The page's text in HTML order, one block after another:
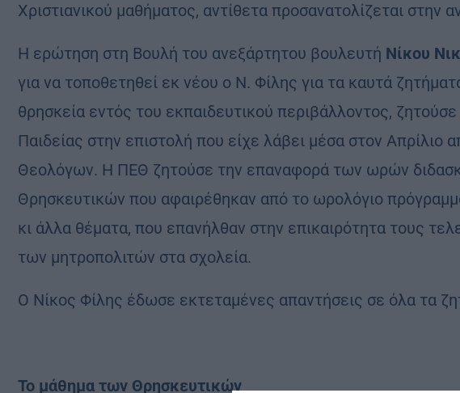
Χριστιανικού μαθήματος, αντίθετα προσανατολίζεται στην
Η ερώτηση στη Βουλή του ανεξάρτητου βουλευτή Νίκου
για να τοποθετηθεί εκ νέου ο Ν. Φίλης για τα καυτά
θρησκεία εντός του εκπαιδευτικού περιβάλλοντος,
Παιδείας στην επιστολή που είχε λάβει μέσα στον Απρίλιο
Θεολόγων. Η ΠΕΘ ζητούσε την επαναφορά των ωρών
Θρησκευτικών που αφαιρέθηκαν από το ωρολόγιο
κι άλλα θέματα, που επανήλθαν στην επικαιρότητα τους
των μητροπολιτών στα σχολεία.
Ο Νίκος Φίλης έδωσε εκτεταμένες απαντήσεις σε όλα τα
Το μάθημα των Θρησκευτικών